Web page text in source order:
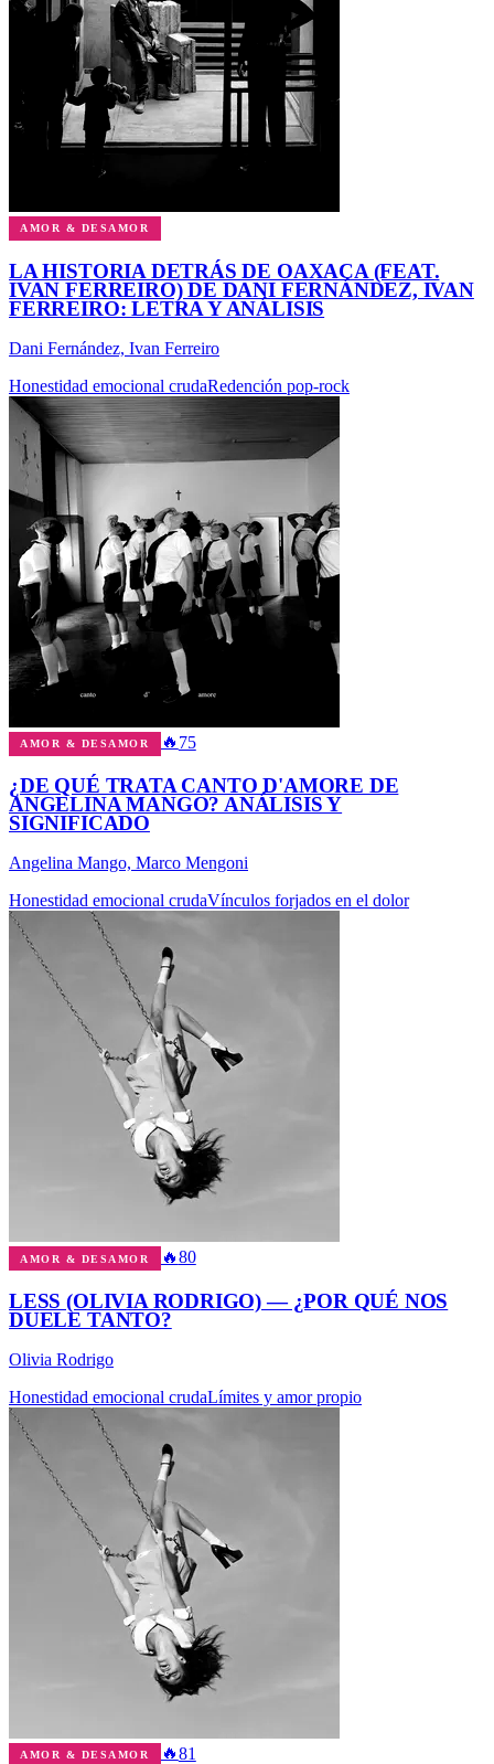
AMOR & DESAMOR
LA HISTORIA DETRÁS DE OAXACA (FEAT.
IVAN FERREIRO) DE DANI FERNÁNDEZ, IVAN
FERREIRO: LETRA Y ANÁLISIS
Dani Fernández, Ivan Ferreiro
Honestidad emocional crudaRedención pop-rock
AMOR & DESAMOR 🔥 75
¿DE QUÉ TRATA CANTO D'AMORE DE
ANGELINA MANGO? ANÁLISIS Y
SIGNIFICADO
Angelina Mango, Marco Mengoni
Honestidad emocional crudaVínculos forjados en el dolor
AMOR & DESAMOR 🔥80
LESS (OLIVIA RODRIGO) — ¿POR QUÉ NOS
DUELE TANTO?
Olivia Rodrigo
Honestidad emocional crudaLímites y amor propio
AMOR & DESAMOR 🔥81